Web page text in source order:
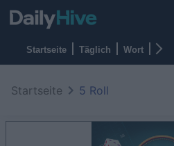
Startseite Täglich Wort Karte
Startseite 5 Roll